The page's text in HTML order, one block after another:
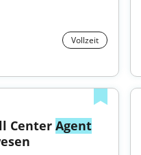
Vollzeit
Center Agent